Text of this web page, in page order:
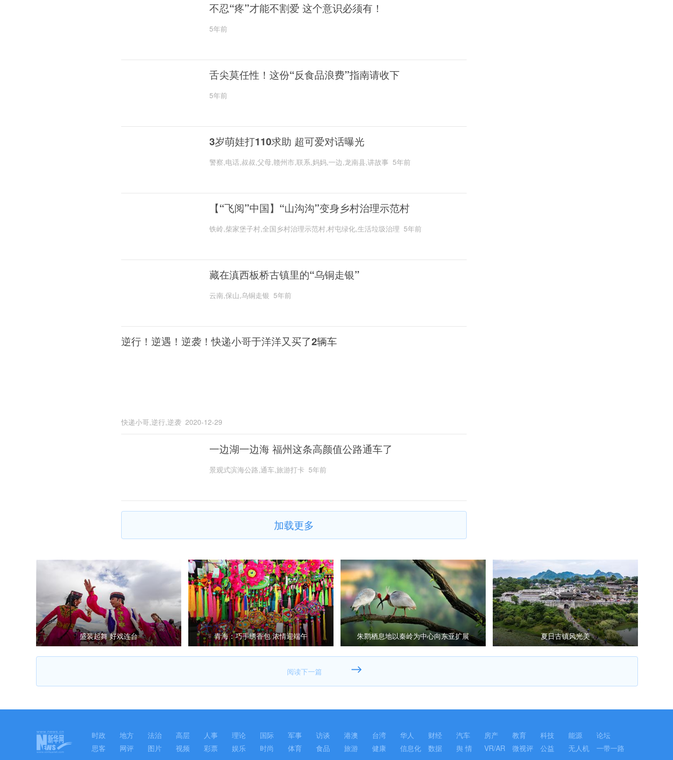
不忍“疼”才能不割爱 这个意识必须有！
5年前
舌尖莫任性！这份“反食品浪费”指南请收下
5年前
3岁萌娃打110求助 超可爱对话曝光
警察,电话,叔叔,父母,赣州市,联系,妈妈,一边,龙南县,讲故事 5年前
【“飞阅”中国】“山沟沟”变身乡村治理示范村
铁岭,柴家堡子村,全国乡村治理示范村,村屯绿化,生活垃圾治理 5年前
藏在滇西板桥古镇里的“乌铜走银”
云南,保山,乌铜走银 5年前
逆行！逆遇！逆袭！快递小哥于洋洋又买了2辆车
快递小哥,逆行,逆袭 2020-12-29
一边湖一边海 福州这条高颜值公路通车了
景观式滨海公路,通车,旅游打卡 5年前
加载更多
盛装起舞 好戏连台 青海：巧手绣香包 浓情迎端午 朱鹮栖息地以秦岭为中心向东亚扩展 夏日古镇风光美
时政 地方 法治 高层 人事 理论 国际 军事 访谈 港澳 台湾 华人 财经 汽车 房产 教育 科技 能源
论坛
思客
网评 图片 视频 彩票 娱乐 时尚 体育 食品 旅游 健康 信息化 数据 舆 情 VR/AR 微视评 公益 无人机 一带一路